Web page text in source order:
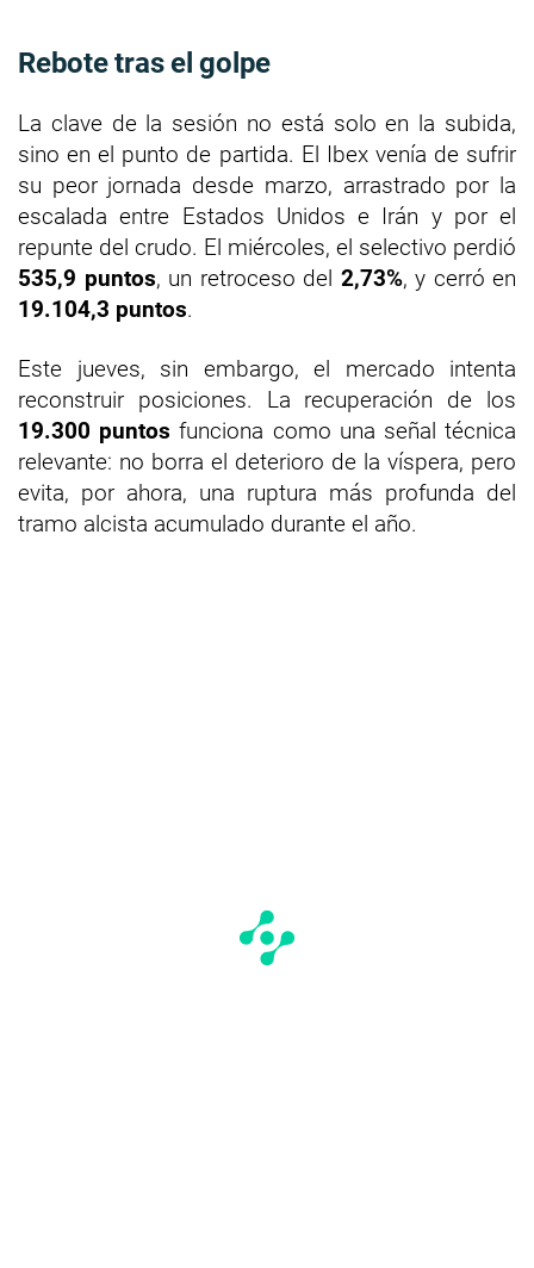
Rebote tras el golpe
La clave de la sesión no está solo en la subida,
sino en el punto de partida. El Ibex venía de sufrir
su peor jornada desde marzo, arrastrado por la
escalada entre Estados Unidos e Irán y por el
repunte del crudo. El miércoles, el selectivo perdió
535,9 puntos, un retroceso del 2,73%, y cerró en
19.104,3 puntos.
Este jueves, sin embargo, el mercado intenta
reconstruir posiciones. La recuperación de los
19.300 puntos funciona como una señal técnica
relevante: no borra el deterioro de la víspera, pero
evita, por ahora, una ruptura más profunda del
tramo alcista acumulado durante el año.